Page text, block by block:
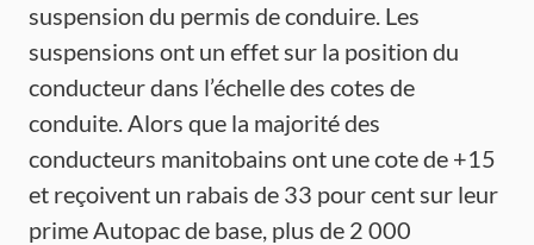
suspension du permis de conduire. Les
suspensions ont un effet sur la position du
conducteur dans l’échelle des cotes de
conduite. Alors que la majorité des
conducteurs manitobains ont une cote de +15
et reçoivent un rabais de 33 pour cent sur leur
prime Autopac de base, plus de 2 000